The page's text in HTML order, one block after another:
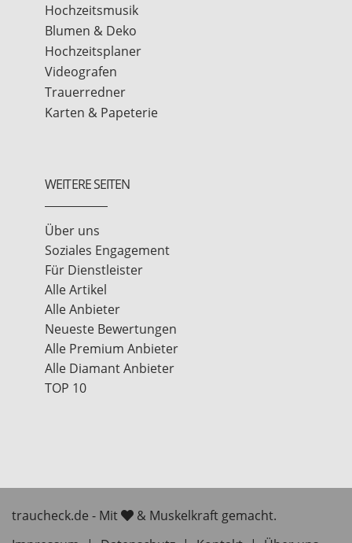
Hochzeitsmusik
Blumen & Deko
Hochzeitsplaner
Videografen
Trauerredner
Karten & Papeterie
WEITERE SEITEN
Über uns
Soziales Engagement
Für Dienstleister
Alle Artikel
Alle Anbieter
Neueste Bewertungen
Alle Premium Anbieter
Alle Diamant Anbieter
TOP 10
traucheck.de - Mit
& Muskelkraft gemacht.